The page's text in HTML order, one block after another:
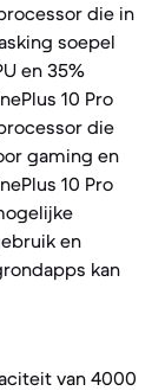
die in
soepel
en 35%
10 Pro
die
gaming en
10 Pro
en
kan
van 4000